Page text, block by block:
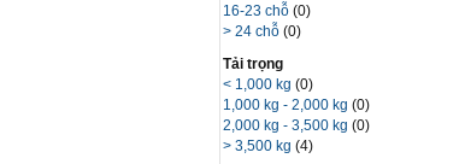
16-23 chỗ(0)
> 24 chỗ(0)
Tải trọng
< 1,000 kg(0)
1,000 kg - 2,000 kg(0)
2,000 kg - 3,500 kg(0)
> 3,500 kg(4)